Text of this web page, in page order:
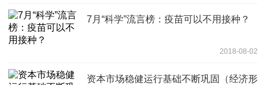
7月“科学”流言榜：疫苗可以不用接种？
2018-08-02
资本市场稳健运行基础不断巩固（经济形